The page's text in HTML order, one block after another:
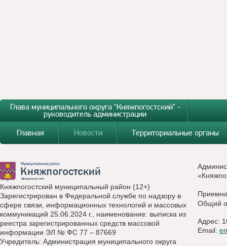
Глава муниципального округа "Княжпогостский" -
руководитель администрации
Главная
Новости Территориальные органы
Княжпогостский муниципальный район (12+)
Зарегистрирован в Федеральной службе по надзору в
сфере связи, информационных технологий и массовых
коммуникаций 25.06.2024 г., наименование: выписка из
реестра зарегистрированных средств массовой
информации ЭЛ № ФС 77 – 87669
Учредитель: Администрация муниципального округа
Общий
Адрес:
Email: